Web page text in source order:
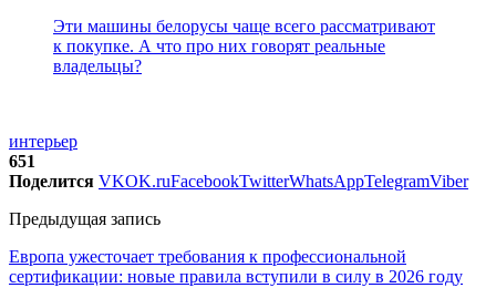
Эти машины белорусы чаще всего рассматривают
к покупке. А что про них говорят реальные
владельцы?
интерьер
651
Поделится VKOK.ruFacebookTwitterWhatsAppTelegramViber
Предыдущая запись
Европа ужесточает требования к профессиональной
сертификации: новые правила вступили в силу в 2026 году